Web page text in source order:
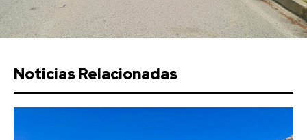
Noticias Relacionadas